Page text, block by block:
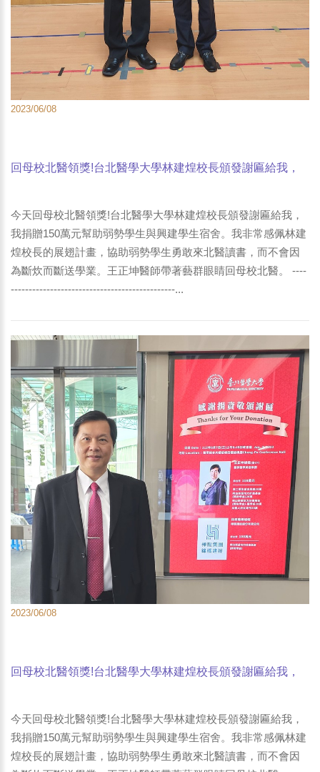
2023/06/08
回母校北醫領獎!台北醫學大學林建煌校長頒發謝匾給我，
今天回母校北醫領獎!台北醫學大學林建煌校長頒發謝匾給我，
我捐贈150萬元幫助弱勢學生與興建學生宿舍。我非常感佩林建
煌校長的展翅計畫，協助弱勢學生勇敢來北醫讀書，而不會因
為斷炊而斷送學業。王正坤醫師帶著藝群眼睛回母校北醫。 ----
----------------------------------------------...
2023/06/08
回母校北醫領獎!台北醫學大學林建煌校長頒發謝匾給我，
今天回母校北醫領獎!台北醫學大學林建煌校長頒發謝匾給我，
我捐贈150萬元幫助弱勢學生與興建學生宿舍。我非常感佩林建
煌校長的展翅計畫，協助弱勢學生勇敢來北醫讀書，而不會因